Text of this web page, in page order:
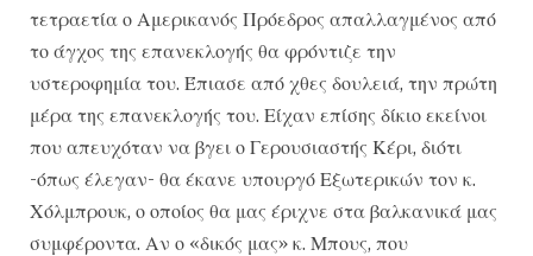
τετραετία ο Αμερικανός Πρόεδρος απαλλαγμένος από
το άγχος της επανεκλογής θα φρόντιζε την
υστεροφημία του. Έπιασε από χθες δουλειά, την πρώτη
μέρα της επανεκλογής του. Είχαν επίσης δίκιο εκείνοι
που απευχόταν να βγει ο Γερουσιαστής Κέρι, διότι
-όπως έλεγαν- θα έκανε υπουργό Εξωτερικών τον κ.
Χόλμπρουκ, ο οποίος θα μας έριχνε στα βαλκανικά μας
συμφέροντα. Αν ο «δικός μας» κ. Μπους, που